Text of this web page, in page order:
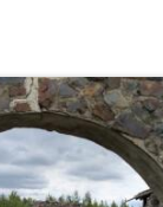
weiterlesen